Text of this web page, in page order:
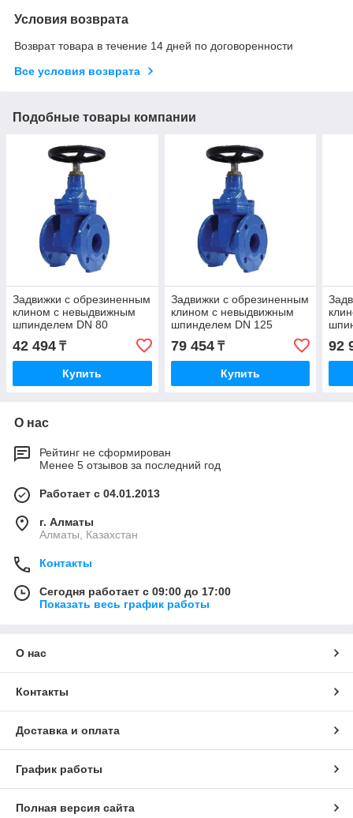
Условия возврата
Возврат товара в течение 14 дней по договоренности
Все условия возврата
Подобные товары компании
Задвижки с обрезиненным
клином с невыдвижным
шпинделем DN 80
42 494 ₸
Купить
Задвижки с обрезиненным
клином с невыдвижным
шпинделем DN 125
79 454₸
Купить
92
О нас
Рейтинг не сформирован
Менее 5 отзывов за последний год
Работает с 04.01.2013
г. Алматы
Алматы, Казахстан
Контакты
Сегодня работает с 09:00 до 17:00
Показать весь график работы
О нас
Контакты
Доставка и оплата
График работы
Полная версия сайта